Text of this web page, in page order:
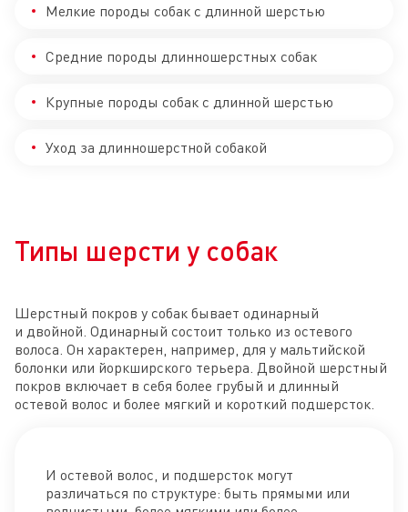
Мелкие породы собак с длинной шерстью
Средние породы длинношерстных собак
Крупные породы собак с длинной шерстью
Уход за длинношерстной собакой
Типы шерсти у собак
Шерстный покров у собак бывает одинарный
и двойной. Одинарный состоит только из остевого
волоса. Он характерен, например, для у мальтийской
болонки или йоркширского терьера. Двойной шерстный
покров включает в себя более грубый и длинный
остевой волос и более мягкий и короткий подшерсток.
И остевой волос, и подшерсток могут
различаться по структуре: быть прямыми или